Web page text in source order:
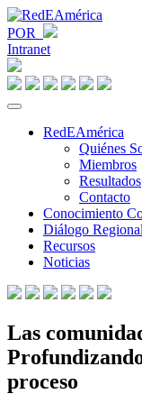
POR
Intranet
RedEAmérica
Quiénes
Miembros
Resultados
Contacto
Conocimiento
Diálogo Regional
Recursos
Noticias
Las
proceso